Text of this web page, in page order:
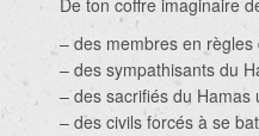
De ton coffre imaginaire
– des membres en règles
– des sympathisants du
– des sacrifiés du Hamas
– des civils forcés à se